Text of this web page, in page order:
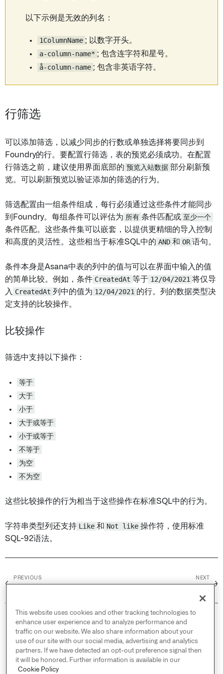
以下示例是无效的列名：
1ColumnName ; 以数字开头。
a-column-name* ; 包含连字符和星号。
å-column-name ; 包含非英语字符。
行筛选
可以添加筛选，以减少同步的行数或单独选择将要同步到
Foundry的行。要配置行筛选，表的预览必须成功。在配置
行筛选之前，建议使用界面底部的 预览入站数据 部分刷新预
览。可以刷新预览以验证添加的筛选的行为。
筛选配置由一组条件组成，每行必须通过这些条件才能同步
到Foundry。每组条件可以评估为 所有 条件匹配或 至少一个
条件匹配。这些条件集可以嵌套，以提供更精细的导入控制
和高度的灵活性。这些相当于标准SQL中的 AND 和 OR 语句。
条件本身是Asana中表的列中的值与可以在界面中输入的值
的简单比较。例如，条件 CreatedAt 等于 12/04/2021 将仅导
入 CreatedAt 列中的值为 12/04/2021 的行。列的数据类型决
定支持的比较操作。
比较操作
筛选中支持以下操作：
等于
大于
小于
大于或等于
小于或等于
不等于
为空
不为空
这些比较操作的行为相当于这些操作在标准SQL中的行为。
字符串类型列还支持 Like 和 Not like 操作符，使用标准
SQL-92语法。
←
PREVIOUS NEXT
→
© 2026 Palantir Technologies Inc. All rights
reserved.
Cookies Statement ↗
Privacy Statement ↗
Terms of Use ↗
This website uses cookies and other tracking technologies to
enhance user experience and to analyze performance and
traffic on our website. We also share information about your
use of our site with our social media, advertising and analytics
partners. If we have detected an opt-out preference signal then
it will be honored. Further information is available in our
Cookie Policy